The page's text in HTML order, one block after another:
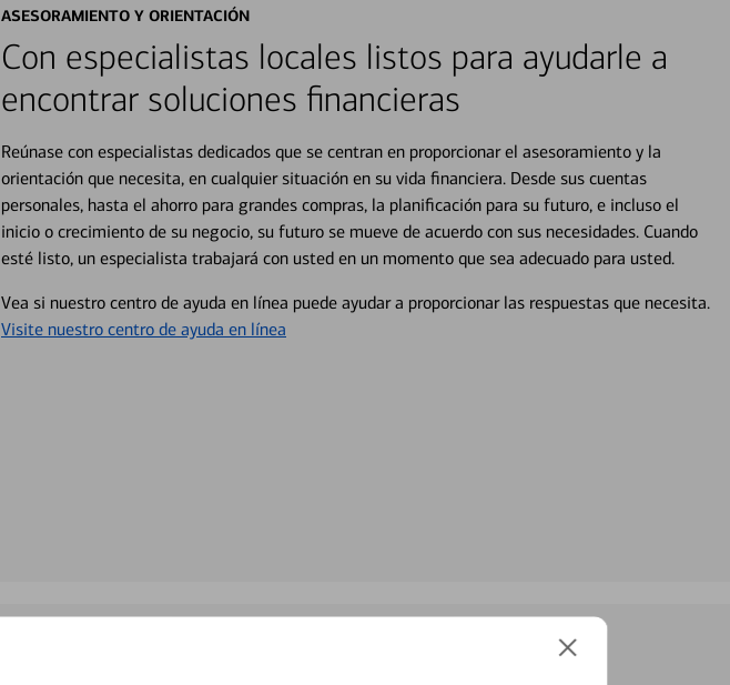
ASESORAMIENTO Y ORIENTACIÓN
Con especialistas locales listos para ayudarle a
encontrar soluciones financieras
Reúnase con especialistas dedicados que se centran en proporcionar el asesoramiento y la
orientación que necesita, en cualquier situación en su vida financiera. Desde sus cuentas
personales, hasta el ahorro para grandes compras, la planificación para su futuro, e incluso el
inicio o crecimiento de su negocio, su futuro se mueve de acuerdo con sus necesidades. Cuando
esté listo, un especialista trabajará con usted en un momento que sea adecuado para usted.
Vea si nuestro centro de ayuda en línea puede ayudar a proporcionar las respuestas que necesita.
Visite nuestro centro de ayuda en línea